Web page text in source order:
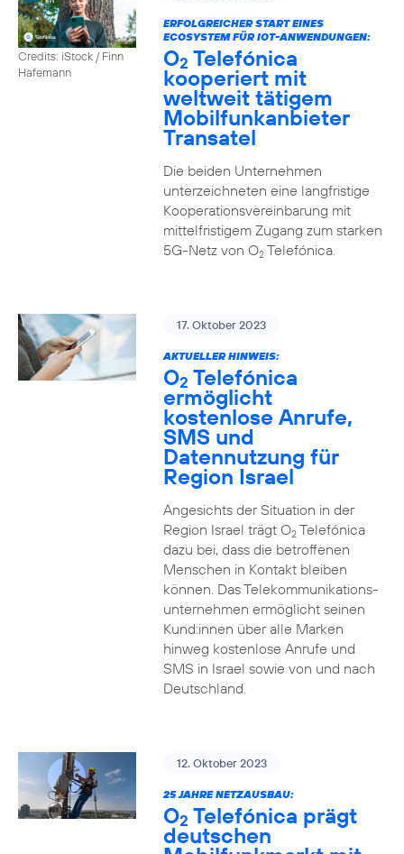
Credits: iStock / Finn
Hafemann
ERFOLGREICHER START EINES
ECOSYSTEM FÜR IOT-ANWENDUNGEN:
O2 Telefónica
kooperiert mit
weltweit tätigem
Mobilfunkanbieter
Transatel
Die beiden Unternehmen
unterzeichneten eine langfristige
Kooperationsvereinbarung mit
mittelfristigem Zugang zum starken
5G-Netz von O2Telefónica.
17. Oktober 2023
AKTUELLER HINWEIS:
O2 Telefónica
ermöglicht
kostenlose Anrufe,
SMS und
Datennutzung für
Region Israel
Angesichts der Situation in der
Region Israel trägt O2Telefónica
dazu bei, dass die betroffenen
Menschen in Kontakt bleiben
können. Das Telekommunikations­
unternehmen ermöglicht seinen
Kund:innen über alle Marken
hinweg kostenlose Anrufe und
SMS in Israel sowie von und nach
Deutschland.
12. Oktober 2023
25 JAHRE NETZAUSBAU:
O2 Telefónica prägt
deutschen